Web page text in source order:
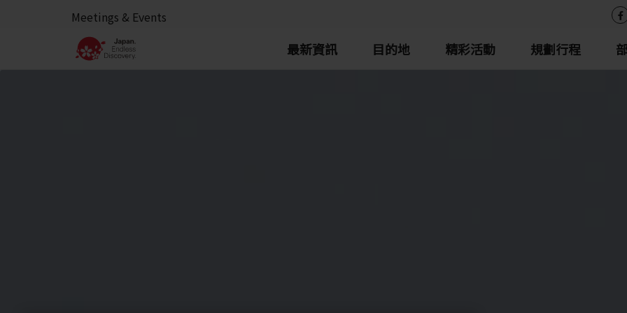
Meetings & Events
最新資訊 目的地 精彩活動 規劃行程